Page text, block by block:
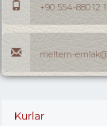
+90 554-880 12
meltem-
Kurlar